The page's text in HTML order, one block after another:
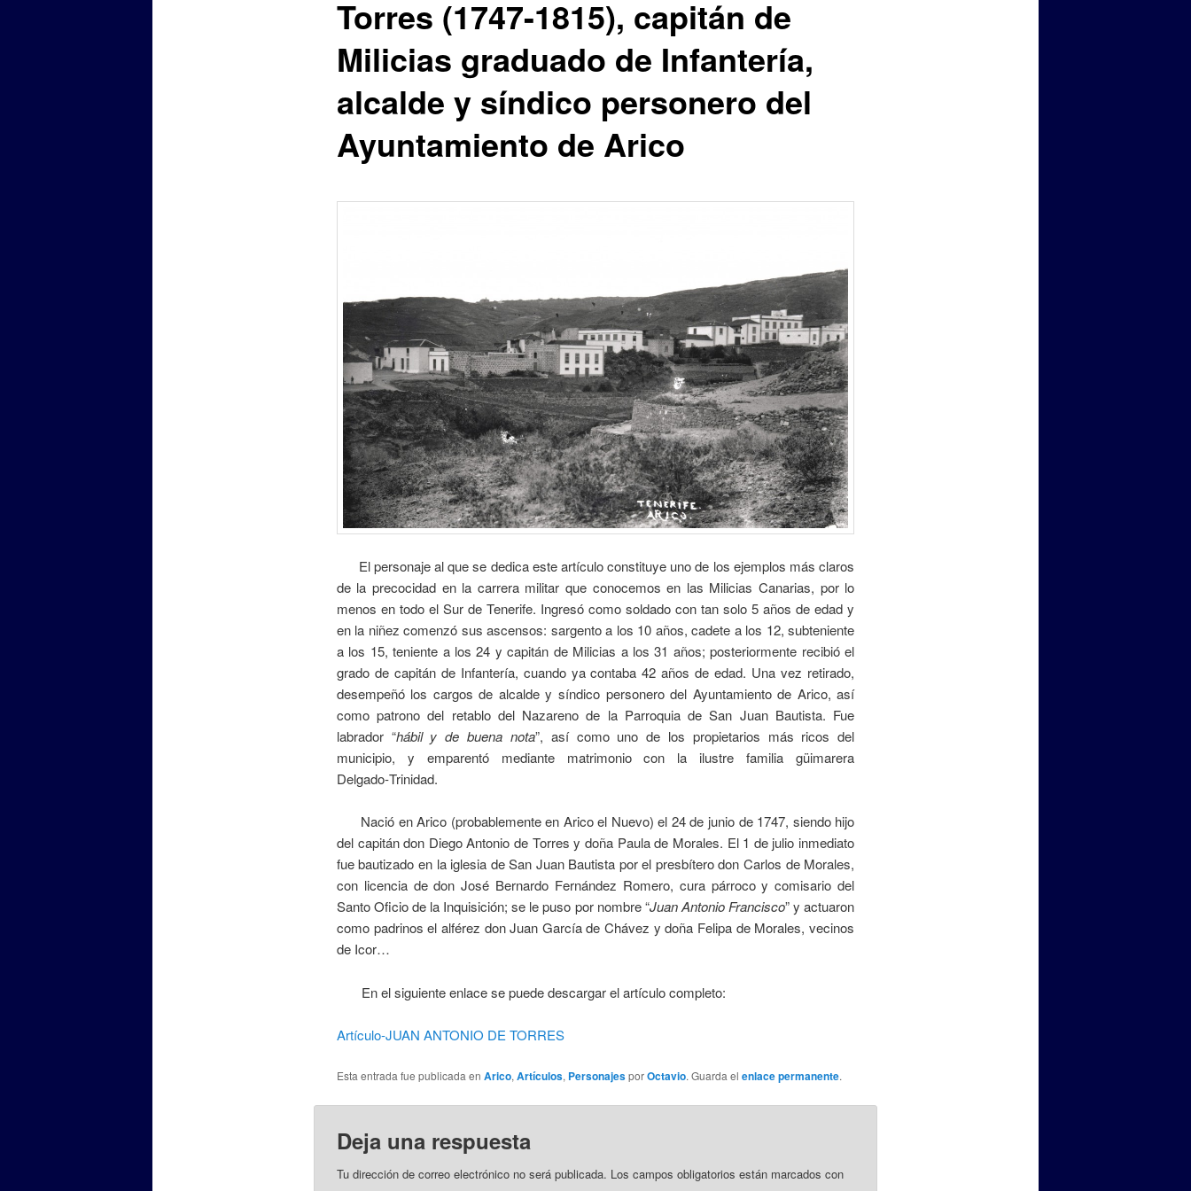
Torres (1747-1815), capitán de
Milicias graduado de Infantería,
alcalde y síndico personero del
Ayuntamiento de Arico
El personaje al que se dedica este artículo constituye uno de los ejemplos más claros
de la precocidad en la carrera militar que conocemos en las Milicias Canarias, por lo
menos en todo el Sur de Tenerife. Ingresó como soldado con tan solo 5 años de edad y
en la niñez comenzó sus ascensos: sargento a los 10 años, cadete a los 12, subteniente
a los 15, teniente a los 24 y capitán de Milicias a los 31 años; posteriormente recibió el
grado de capitán de Infantería, cuando ya contaba 42 años de edad. Una vez retirado,
desempeñó los cargos de alcalde y síndico personero del Ayuntamiento de Arico, así
como patrono del retablo del Nazareno de la Parroquia de San Juan Bautista. Fue
labrador “hábil y de buena nota”, así como uno de los propietarios más ricos del
municipio, y emparentó mediante matrimonio con la ilustre familia güimarera
Delgado‑Trinidad.
Nació en Arico (probablemente en Arico el Nuevo) el 24 de junio de 1747, siendo hijo
del capitán don Diego Antonio de Torres y doña Paula de Morales. El 1 de julio inmediato
fue bautizado en la iglesia de San Juan Bautista por el presbítero don Carlos de Morales,
con licencia de don José Bernardo Fernández Romero, cura párroco y comisario del
Santo Oficio de la Inquisición; se le puso por nombre “Juan Antonio Francisco” y actuaron
como padrinos el alférez don Juan García de Chávez y doña Felipa de Morales, vecinos
de Icor…
En el siguiente enlace se puede descargar el artículo completo:
Artículo-JUAN ANTONIO DE TORRES
Esta entrada fue publicada en Arico, Artículos, PersonajesporOctavio. Guarda el enlace permanente.
Deja una respuesta
Tu dirección de correo electrónico no será publicada. Los campos obligatorios están marcados con